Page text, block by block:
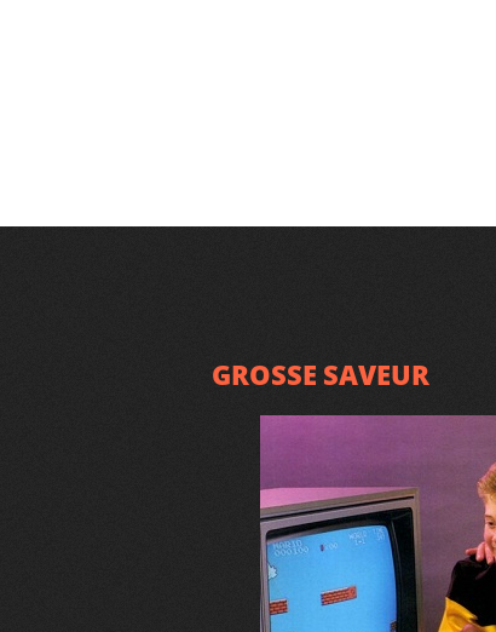
GROSSE SAVEUR